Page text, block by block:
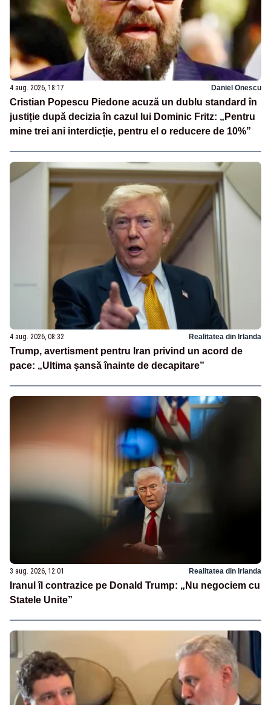
4 aug. 2026, 18:17 Daniel Onescu
Cristian Popescu Piedone acuză un dublu standard în
justiție după decizia în cazul lui Dominic Fritz: „Pentru
mine trei ani interdicție, pentru el o reducere de 10%”
4 aug. 2026, 08:32 Realitatea din Irlanda
Trump, avertisment pentru Iran privind un acord de
pace: „Ultima șansă înainte de decapitare”
3 aug. 2026, 12:01 Realitatea din Irlanda
Iranul îl contrazice pe Donald Trump: „Nu negociem cu
Statele Unite”